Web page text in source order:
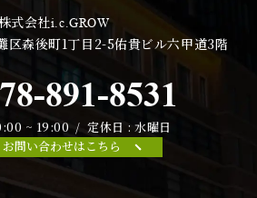
式会社i.c.GROW
区森後町1丁目2-5佑貴ビル六甲道3階
891-8531
~ 19:00 / 定休日 : 水曜日
お問い合わせはこちら